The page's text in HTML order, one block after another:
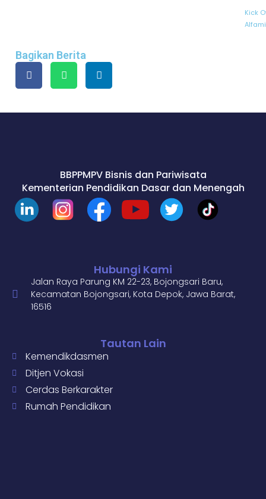
Kick
Bagikan Berita
BBPPMPV Bisnis dan Pariwisata
Kementerian Pendidikan Dasar dan Menengah
Hubungi Kami
Jalan Raya Parung KM 22-23, Bojongsari Baru,
Kecamatan Bojongsari, Kota Depok, Jawa Barat,
16516
Tautan Lain
Kemendikdasmen
Ditjen Vokasi
Cerdas Berkarakter
Rumah Pendidikan